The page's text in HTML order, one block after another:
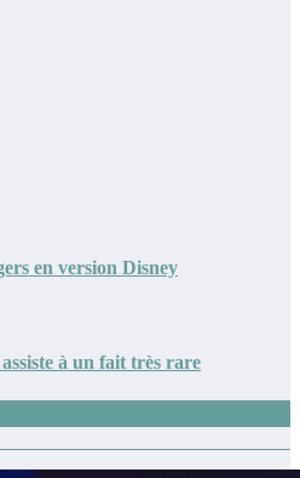
en version Disney
à un fait très rare